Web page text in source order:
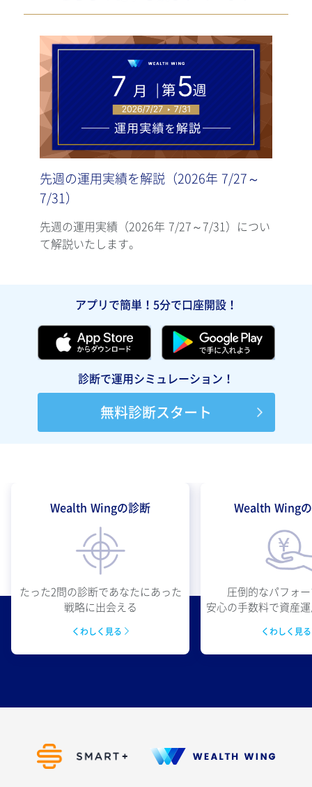
先週の運用実績を解説（2026年 7/27～
7/31）
先週の運用実績（2026年 7/27～7/31）につい
て解説いたします。
アプリで簡単！5分で口座開設！
診断で運用シミュレーション！
無料診断スタート
Wealth Wingの診断
たった2問の診断であなたにあった
戦略に出会える
くわしく見る
Wealth Wing
圧倒的なパフォ
安心の手数料で資産
くわしく見